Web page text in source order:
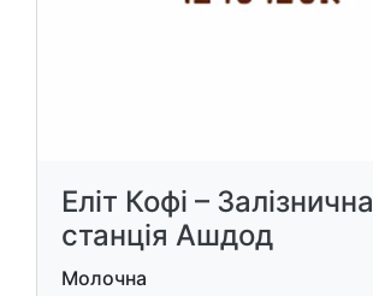
Еліт Кофі – Залізнична
станція Ашдод
Молочна